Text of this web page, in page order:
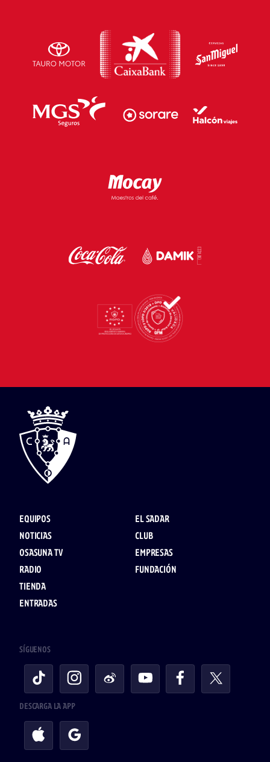
EQUIPOS
NOTICIAS
OSASUNA TV
RADIO
TIENDA
ENTRADAS
EL SADAR
CLUB
EMPRESAS
FUNDACIÓN
SÍGUENOS
DESCARGA LA APP